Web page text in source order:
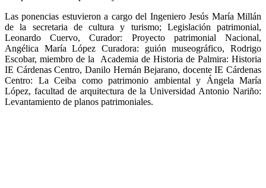
Las ponencias estuvieron a cargo del Ingeniero Jesús María Millán
de la secretaria de cultura y turismo; Legislación patrimonial,
Leonardo Cuervo, Curador: Proyecto patrimonial Nacional,
Angélica María López Curadora: guión museográfico, Rodrigo
Escobar, miembro de la Academia de Historia de Palmira: Historia
IE Cárdenas Centro, Danilo Hernán Bejarano, docente IE Cárdenas
Centro: La Ceiba como patrimonio ambiental y Ángela María
López, facultad de arquitectura de la Universidad Antonio Nariño:
Levantamiento de planos patrimoniales.